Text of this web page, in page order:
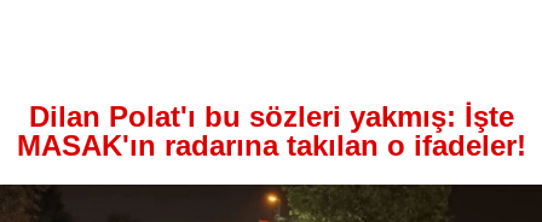
Dilan Polat'ı bu sözleri yakmış: İşte
MASAK'ın radarına takılan o ifadeler!